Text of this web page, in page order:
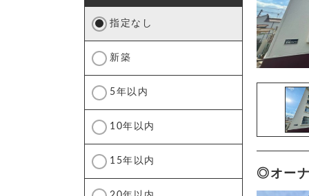
指定なし
新築
5年以内
10年以内
15年以内
◎オー